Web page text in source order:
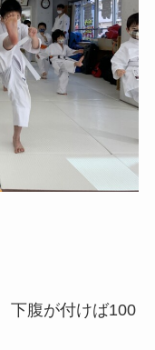
下腹が付けば100